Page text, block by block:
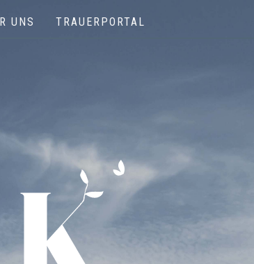
Keutgen | Bestattungen - Funérailles
UNS TRAUERPORTAL